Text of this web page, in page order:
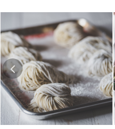
Hausgemachte Ramen-
Nudeln